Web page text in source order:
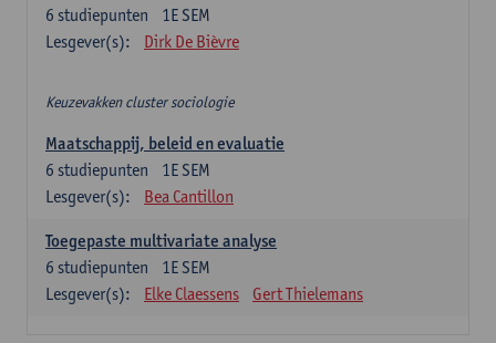
1E SEM
6 studiepunten
Lesgever(s):
Dirk De Bièvre
Keuzevakken cluster sociologie
Maatschappij, beleid en evaluatie
1E SEM
6 studiepunten
Lesgever(s):
Bea Cantillon
Toegepaste multivariate analyse
1E SEM
6 studiepunten
Lesgever(s):
Elke Claessens Gert Thielemans